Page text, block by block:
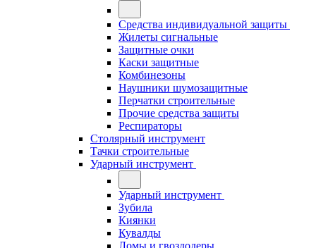
Средства индивидуальной защиты
Жилеты сигнальные
Защитные очки
Каски защитные
Комбинезоны
Наушники шумозащитные
Перчатки строительные
Прочие средства защиты
Респираторы
Столярный инструмент
Тачки строительные
Ударный инструмент
Ударный инструмент
Зубила
Киянки
Кувалды
Ломы и гвоздодеры